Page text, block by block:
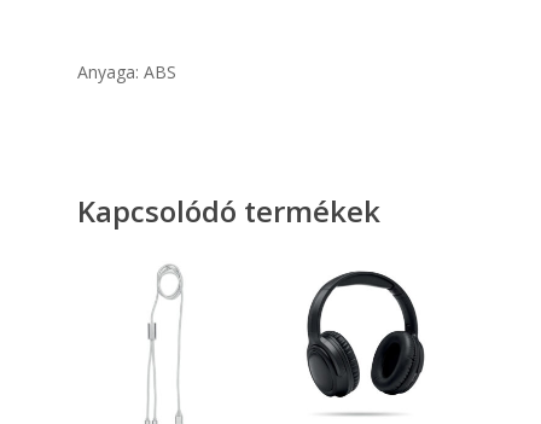
Anyaga: ABS
Kapcsolódó termékek